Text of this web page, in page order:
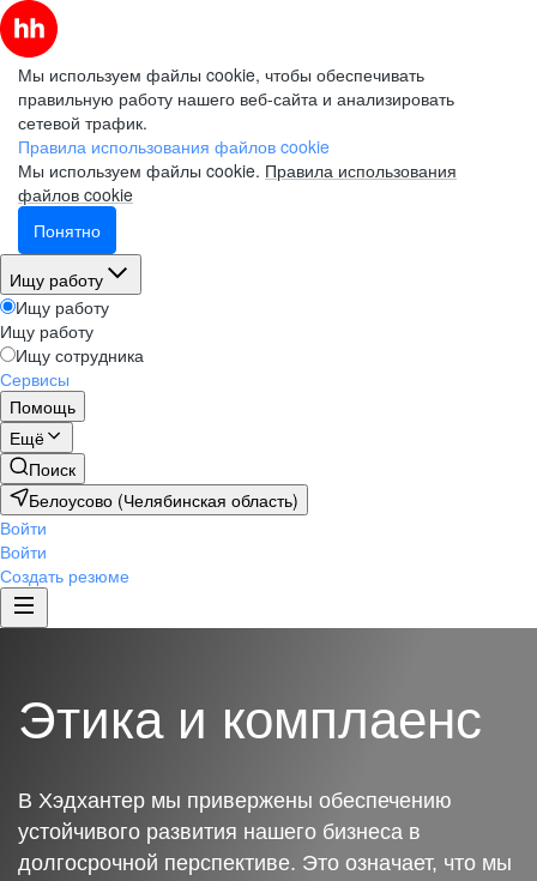
Мы используем файлы cookie, чтобы обеспечивать
правильную работу нашего веб-сайта и анализировать
сетевой трафик.
Правила использования файлов cookie
Мы используем файлы cookie. Правила использования
файлов cookie
Понятно
Ищу работу
Ищу работу
Ищу работу
Ищу сотрудника
Сервисы
Помощь
Ещё
Поиск
Белоусово (Челябинская область)
Войти
Войти
Создать резюме
Этика и комплаенс
В Хэдхантер мы привержены обеспечению
устойчивого развития нашего бизнеса в
долгосрочной перспективе. Это означает, что мы